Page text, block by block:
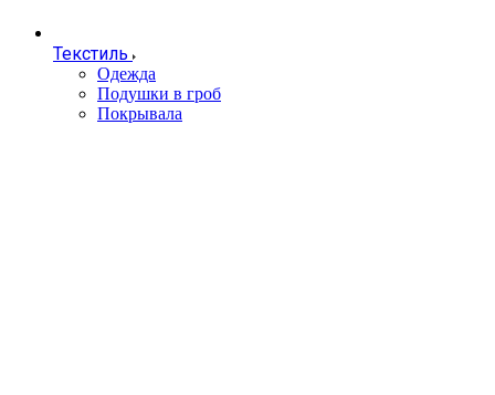
Текстиль
Одежда
Подушки в гроб
Покрывала